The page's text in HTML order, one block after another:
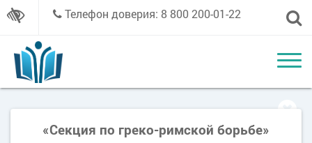
Телефон доверия: 8 800 200-01-22
«Секция по греко-римской борьбе»